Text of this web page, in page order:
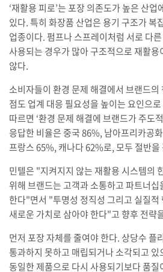
‘재활용 피로’는 포장 의존도가 높은 산
있다. 특히 화장품 산업은 용기 구조가 복
업종이다. 펌프나 스프레이처럼 서로 다
사용되는 경우가 많아 구조적으로 재활용
않다.
소비자들이 환경 문제 해결에서 브랜드의
점도 업계 대응 필요성을 높이는 요인으
따르면 ‘환경 문제 해결에 브랜드가 주도
응답한 비율은 중국 86%, 남아프리카공
프랑스 65%, 캐나다 62%로, 모두 절반을
민텔은 "지켜지지 않는 재활용 시스템의
위해 브랜드는 고객과 소통하고 파트너
한다"면서 "투명성 정직성 그리고 실질적
새로운 가치로 삼아야 한다"고 향후 전략
먼저 포장 자체를 줄여야 한다. 상당수 플
통과하지 못하고 매립되거나 소각되고
동일한 제품으로 다시 사용되기보다 품질